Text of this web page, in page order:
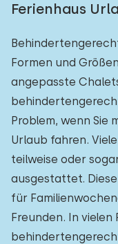
Ferienhaus
Formen und
angepasste
Problem, wenn Sie
Urlaub fahren.
teilweise oder
ausgestattet.
für
Freunden. In